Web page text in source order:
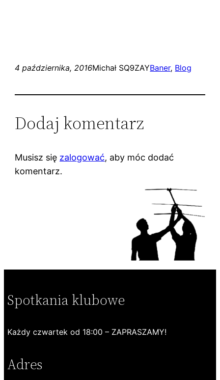
4 października, 2016Michał SQ9ZAYBaner, Blog
Dodaj komentarz
Musisz się zalogować, aby móc dodać
komentarz.
Spotkania klubowe
Każdy czwartek od 18:00 – ZAPRASZAMY!
Adres